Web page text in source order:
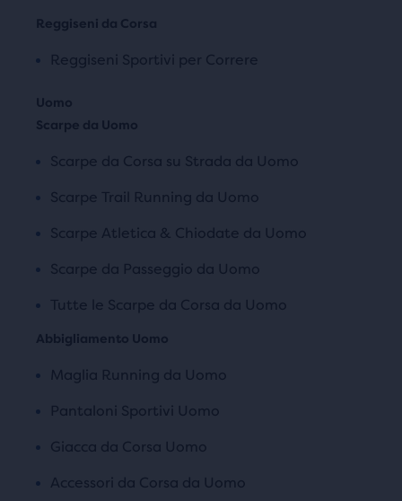
Reggiseni da Corsa
Reggiseni Sportivi per Correre
Scarpe da Uomo
Scarpe da Corsa su Strada da Uomo
Scarpe Trail Running da Uomo
Scarpe Atletica & Chiodate da Uomo
Scarpe da Passeggio da Uomo
Tutte le Scarpe da Corsa da Uomo
Abbigliamento Uomo
Maglia Running da Uomo
Pantaloni Sportivi Uomo
Giacca da Corsa Uomo
Accessori da Corsa da Uomo